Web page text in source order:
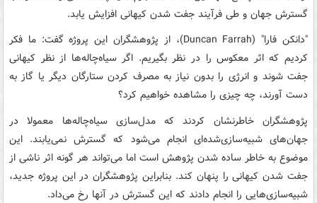
گسترش جهان و طی فرآیند جفت شدن کیهانی افزایش یابد.
"دانکن فارا" (Duncan Farrah)، از پژوهشگران این پروژه گفت: ما فکر
کردیم که اثر معکوس را در نظر بگیریم. اگر سیاه‌چاله‌ها از نظر کیهانی
جفت شوند و انرژی را بدون نیاز به مصرف کردن ستارگان دیگر یا گاز به
دست آورند، چه چیزی را مشاهده خواهیم کرد؟
پژوهشگران خاطرنشان کردند که مدل‌سازی سیاه‌چاله‌ها معمولا در
جهان‌های شبیه‌سازی‌شده‌ای انجام می‌شود که گسترش نمی‌یابند. این
موضوع به خاطر ساده شدن پژوهش است اما می‌تواند هر گونه اثر ناشی از
جفت شدن کیهانی را پنهان کند. بنابراین پژوهشگران در این پروژه جدید،
شبیه‌سازی‌هایی را انجام دادند که این گسترش در آنها رخ می‌داد.